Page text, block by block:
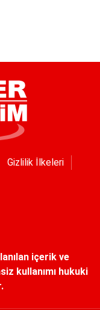
Gizlilik İlkeleri
içerik ve
kullanımı hukuki